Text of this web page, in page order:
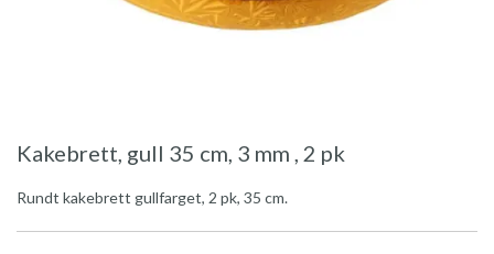
Kakebrett, gull 35 cm, 3 mm , 2 pk
Rundt kakebrett gullfarget, 2 pk, 35 cm.